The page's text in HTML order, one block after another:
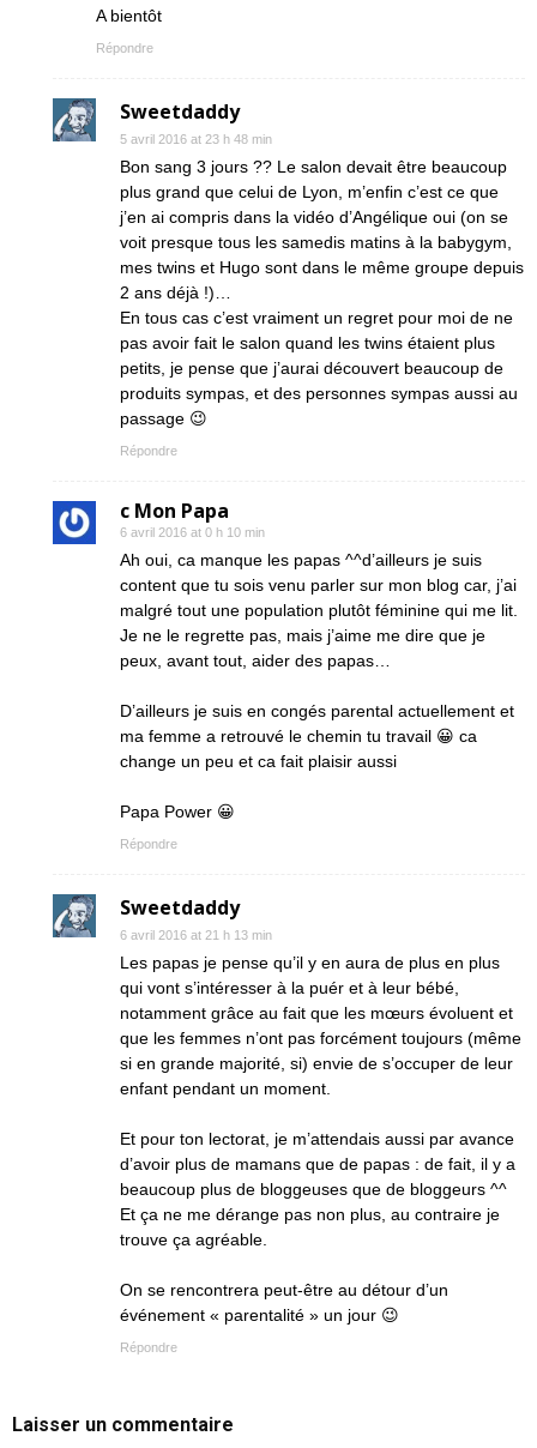
A bientôt
Répondre
Sweetdaddy
5 avril 2016 at 23 h 48 min
Bon sang 3 jours ?? Le salon devait être beaucoup
plus grand que celui de Lyon, m’enfin c’est ce que
j’en ai compris dans la vidéo d’Angélique oui (on se
voit presque tous les samedis matins à la babygym,
mes twins et Hugo sont dans le même groupe depuis
2 ans déjà !)…
En tous cas c’est vraiment un regret pour moi de ne
pas avoir fait le salon quand les twins étaient plus
petits, je pense que j’aurai découvert beaucoup de
produits sympas, et des personnes sympas aussi au
passage 😉
Répondre
c Mon Papa
6 avril 2016 at 0 h 10 min
Ah oui, ca manque les papas ^^d’ailleurs je suis
content que tu sois venu parler sur mon blog car, j’ai
malgré tout une population plutôt féminine qui me lit.
Je ne le regrette pas, mais j’aime me dire que je
peux, avant tout, aider des papas…
D’ailleurs je suis en congés parental actuellement et
ma femme a retrouvé le chemin tu travail 😀 ca
change un peu et ca fait plaisir aussi
Papa Power 😀
Répondre
Sweetdaddy
6 avril 2016 at 21 h 13 min
Les papas je pense qu’il y en aura de plus en plus
qui vont s’intéresser à la puér et à leur bébé,
notamment grâce au fait que les mœurs évoluent et
que les femmes n’ont pas forcément toujours (même
si en grande majorité, si) envie de s’occuper de leur
enfant pendant un moment.
Et pour ton lectorat, je m’attendais aussi par avance
d’avoir plus de mamans que de papas : de fait, il y a
beaucoup plus de bloggeuses que de bloggeurs ^^
Et ça ne me dérange pas non plus, au contraire je
trouve ça agréable.
On se rencontrera peut-être au détour d’un
événement « parentalité » un jour 😉
Répondre
Laisser un commentaire